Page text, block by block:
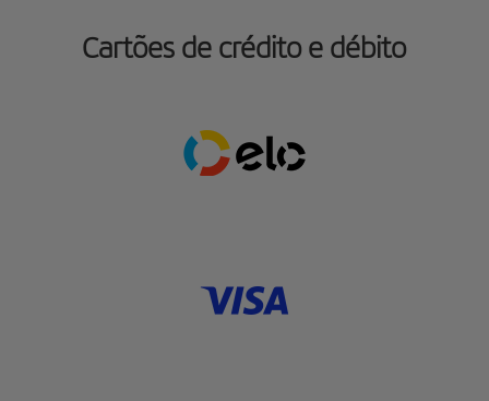
Cartões de crédito e débito